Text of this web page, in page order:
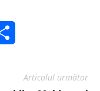
Articolul următor